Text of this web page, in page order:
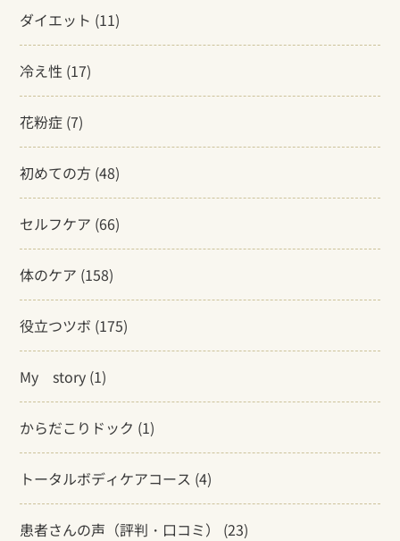
ダイエット (11)
冷え性 (17)
花粉症 (7)
初めての方 (48)
セルフケア (66)
体のケア (158)
役立つツボ (175)
My story (1)
からだこりドック (1)
トータルボディケアコース (4)
患者さんの声（評判・口コミ） (23)